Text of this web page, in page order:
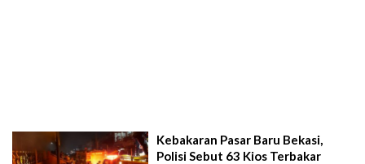
Kebakaran Pasar Baru Bekasi,
Polisi Sebut 63 Kios Terbakar